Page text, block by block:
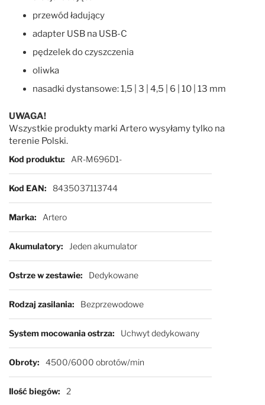
przewód ładujący
adapter USB na USB-C
pędzelek do czyszczenia
oliwka
nasadki dystansowe: 1,5 | 3 | 4,5 | 6 | 10 | 13 mm
UWAGA!
Wszystkie produkty marki Artero wysyłamy tylko na
terenie Polski.
Więcej informacji
Kod produktu AR-M696D1-
Kod EAN 8435037113744
Marka Artero
Akumulatory Jeden akumulator
Ostrze w zestawie Dedykowane
Rodzaj zasilania Bezprzewodowe
System mocowania ostrza Uchwyt dedykowany
Obroty 4500/6000 obrotów/min
Ilość biegów 2